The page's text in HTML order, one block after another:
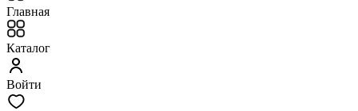
Главная
Каталог
Войти